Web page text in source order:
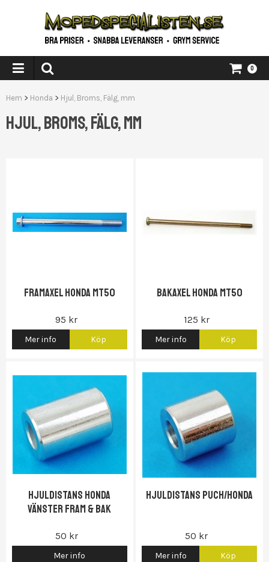
0
Hem > Honda > Hjul, Broms, Fälg, mm
HJUL, BROMS, FÄLG, MM
Framaxel Honda MT50
95 kr
Mer info Köp
Bakaxel Honda MT50
125 kr
Mer info Köp
Hjuldistans Honda
vänster Fram & bak
50 kr
Mer info
Hjuldistans Puch/Honda
50 kr
Mer info Köp